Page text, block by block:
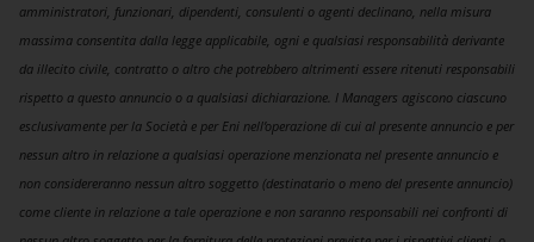
amministratori, funzionari, dipendenti, consulenti o agenti declinano, nella misura
massima consentita dalla legge applicabile, ogni e qualsiasi responsabilità derivante
da illecito civile, contratto o altro che potrebbero altrimenti essere ritenuti responsabili
rispetto a questo annuncio o a qualsiasi dichiarazione. I Managers agiscono ciascuno
esclusivamente per la Società e per Eni nell’operazione di cui al presente annuncio e per
nessun altro in relazione a qualsiasi operazione menzionata nel presente annuncio e
non considereranno nessun altro soggetto (destinatario o meno del presente annuncio)
come cliente in relazione a tale operazione e non saranno responsabili nei confronti di